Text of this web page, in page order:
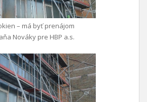
– má byť prenájom
Nováky pre HBP a.s.